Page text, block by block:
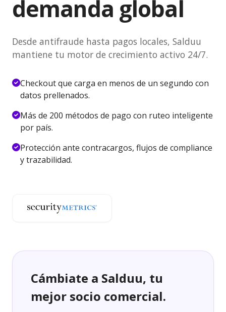
demanda global
Desde antifraude hasta pagos locales, Salduu
mantiene tu motor de crecimiento activo 24/7.
Checkout que carga en menos de un segundo con
datos prellenados.
Más de 200 métodos de pago con ruteo inteligente
por país.
Protección ante contracargos, flujos de compliance
y trazabilidad.
Cámbiate a Salduu, tu
mejor socio comercial.